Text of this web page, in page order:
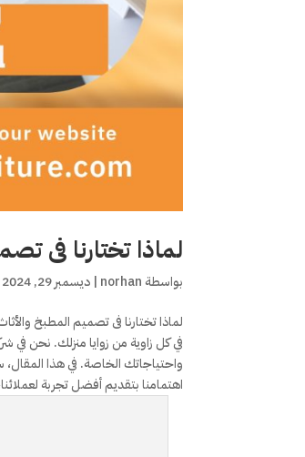
لماذا تختارنا فى
بواسطة norhan
|ديسمبر 29, 2024
لماذا تختارنا فى تصميم المطبخ
في كل زاوية من زوايا منزلك. نحن في
واحتياجاتك الخاصة. في هذا المقال،
اهتمامنا بتقديم أفضل تجربة